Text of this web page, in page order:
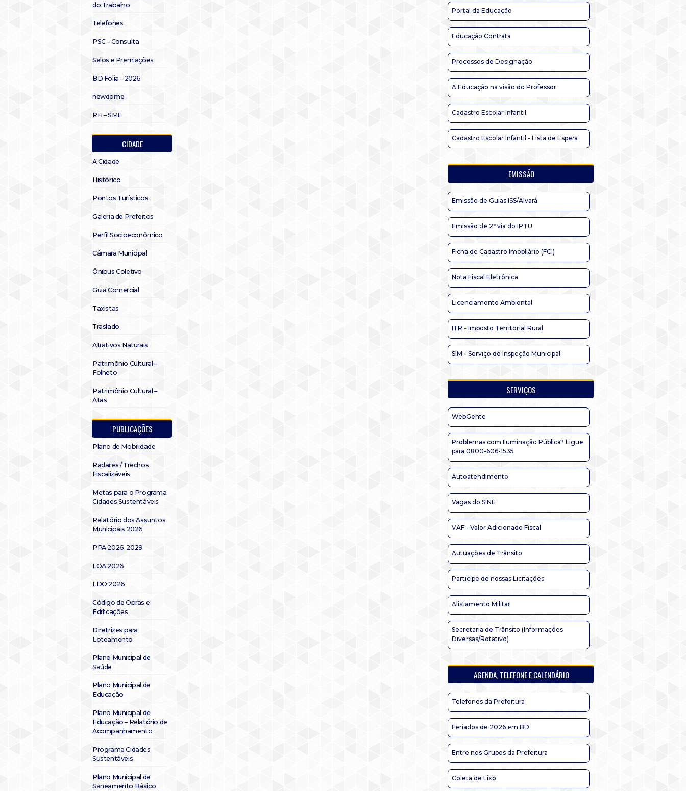
do Trabalho
Telefones
PSC – Consulta
Selos e Premiações
BD Folia – 2026
newdome
RH – SME
CIDADE
A Cidade
Histórico
Pontos Turísticos
Galeria de Prefeitos
Perfil Socioeconômico
Câmara Municipal
Ônibus Coletivo
Guia Comercial
Taxistas
Traslado
Atrativos Naturais
Patrimônio Cultural –
Folheto
Patrimônio Cultural –
Atas
PUBLICAÇÕES
Plano de Mobilidade
Radares / Trechos
Fiscalizáveis
Metas para o Programa
Cidades Sustentáveis
Relatório dos Assuntos
Municipais 2026
PPA 2026-2029
LOA 2026
LDO 2026
Código de Obras e
Edificações
Diretrizes para
Loteamento
Plano Municipal de
Saúde
Plano Municipal de
Educação
Plano Municipal de
Educação – Relatório de
Acompanhamento
Programa Cidades
Sustentáveis
Plano Municipal de
Saneamento Básico
Portal da Educação
Educação Contrata
Processos de Designação
A Educação na visão do Professor
Cadastro Escolar Infantil
Cadastro Escolar Infantil - Lista de Espera
EMISSÃO
Emissão de Guias ISS/Alvará
Emissão de 2ª via do IPTU
Ficha de Cadastro Imobliário (FCI)
Nota Fiscal Eletrônica
Licenciamento Ambiental
ITR - Imposto Territorial Rural
SIM - Serviço de Inspeção Municipal
SERVIÇOS
WebGente
Problemas com Iluminação Pública? Ligue
para 0800-606-1535
Autoatendimento
Vagas do SINE
VAF - Valor Adicionado Fiscal
Autuações de Trânsito
Participe de nossas Licitações
Alistamento Militar
Secretaria de Trânsito (Informações
Diversas/Rotativo)
AGENDA, TELEFONE E CALENDÁRIO
Telefones da Prefeitura
Feriados de 2026 em BD
Entre nos Grupos da Prefeitura
Coleta de Lixo